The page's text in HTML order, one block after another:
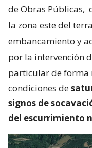
de Obras Públicas,
la zona este del
embancamiento y
por la intervención
particular de forma
condiciones de
signos de
del escurrimiento